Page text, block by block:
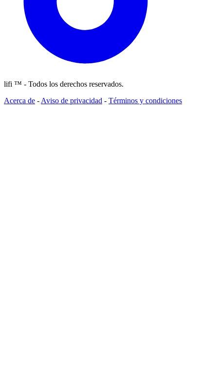
lifi ™ - Todos los derechos reservados.
Acerca de - Aviso de privacidad - Términos y condiciones